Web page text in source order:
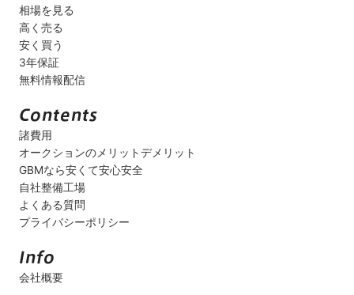
相場を見る
高く売る
安く買う
3年保証
無料情報配信
諸費用
オークションのメリットデメリット
GBMなら安くて安心安全
自社整備工場
よくある質問
プライバシーポリシー
会社概要